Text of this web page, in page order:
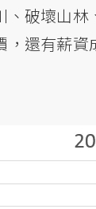
、破壞山
，還有薪